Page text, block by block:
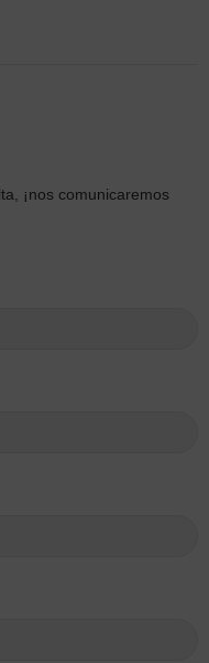
¡nos comunicaremos